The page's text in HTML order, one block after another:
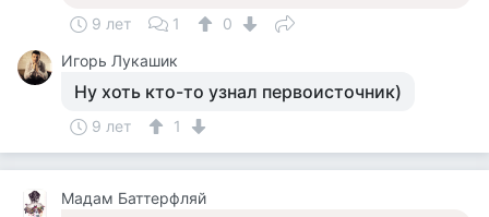
9 лет 1
0
Игорь Лукашик
Ну хоть кто-то узнал первоисточник)
9 лет 1
Мадам Баттерфляй